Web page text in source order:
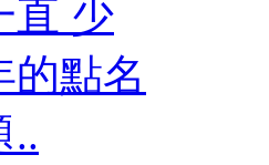
直 少
的點名
..